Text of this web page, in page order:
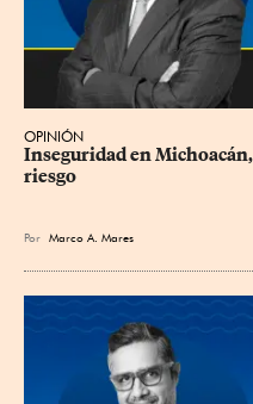
OPINIÓN
Inseguridad en
riesgo
Por Marco A. Mares